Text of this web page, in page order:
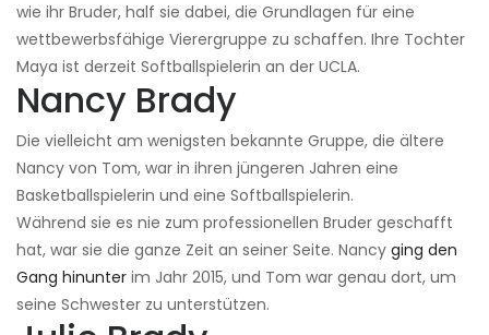
wie ihr Bruder, half sie dabei, die Grundlagen für eine
wettbewerbsfähige Vierergruppe zu schaffen. Ihre Tochter
Maya ist derzeit Softballspielerin an der UCLA.
Nancy Brady
Die vielleicht am wenigsten bekannte Gruppe, die ältere
Nancy von Tom, war in ihren jüngeren Jahren eine
Basketballspielerin und eine Softballspielerin.
Während sie es nie zum professionellen Bruder geschafft
hat, war sie die ganze Zeit an seiner Seite. Nancy ging den
Gang hinunter im Jahr 2015, und Tom war genau dort, um
seine Schwester zu unterstützen.